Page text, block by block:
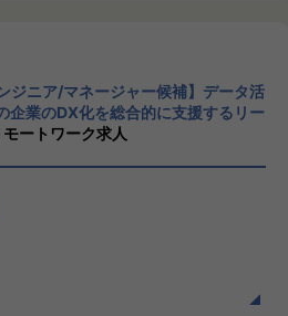
、チームメンバーの増員へ向け
おります。
ィに特化した事業に取り組んで
キュリティ案件のPM/PL経験も
ップし、学習意欲が高く、積極
め、私たちは「プロフェッショ
の大衆化」をミッションとして
す。高い専門性を持った技術
から得られた多様性のある高度
イクオリティ＆ローコストで提
、企業の競争優位確保に貢献す
ちは使命としております。
会社」を目指しています。理
ジニア/マネージャー候補】データ活
企業のDX化を総合的に支援するリー
ートワーク求人